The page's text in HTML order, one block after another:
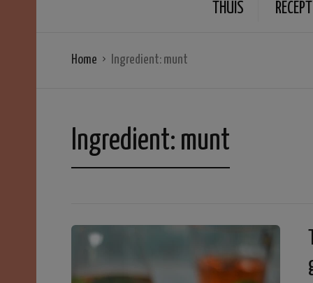
THUIS
Home Ingredient: munt
Ingredient: munt